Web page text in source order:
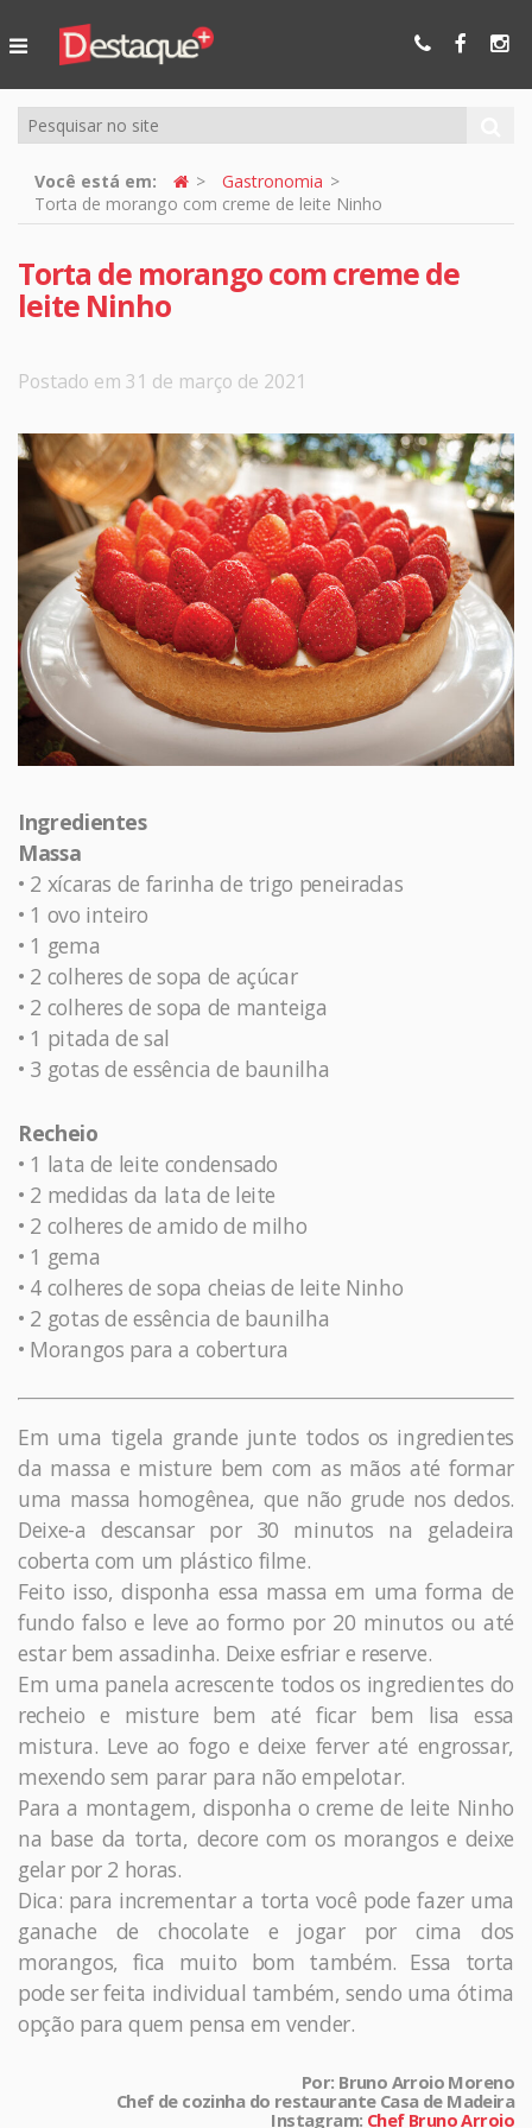
Online
Você está em:
Gastronomia
Torta de morango com creme de leite Ninho
Torta de morango com creme de
leite Ninho
Postado em 31 de março de 2021
Ingredientes
Massa
• 2 xícaras de farinha de trigo peneiradas
• 1 ovo inteiro
• 1 gema
• 2 colheres de sopa de açúcar
• 2 colheres de sopa de manteiga
• 1 pitada de sal
• 3 gotas de essência de baunilha
Recheio
• 1 lata de leite condensado
• 2 medidas da lata de leite
• 2 colheres de amido de milho
• 1 gema
• 4 colheres de sopa cheias de leite Ninho
• 2 gotas de essência de baunilha
• Morangos para a cobertura
Em uma tigela grande junte todos os ingredientes
da massa e misture bem com as mãos até formar
uma massa homogênea, que não grude nos dedos.
Deixe-a descansar por 30 minutos na geladeira
coberta com um plástico filme.
Feito isso, disponha essa massa em uma forma de
fundo falso e leve ao formo por 20 minutos ou até
estar bem assadinha. Deixe esfriar e reserve.
Em uma panela acrescente todos os ingredientes do
recheio e misture bem até ficar bem lisa essa
mistura. Leve ao fogo e deixe ferver até engrossar,
mexendo sem parar para não empelotar.
Para a montagem, disponha o creme de leite Ninho
na base da torta, decore com os morangos e deixe
gelar por 2 horas.
Dica: para incrementar a torta você pode fazer uma
ganache de chocolate e jogar por cima dos
morangos, fica muito bom também. Essa torta
pode ser feita individual também, sendo uma ótima
opção para quem pensa em vender.
Por: Bruno Arroio Moreno
Chef de cozinha do restaurante Casa de Madeira
Instagram: Chef Bruno Arroio